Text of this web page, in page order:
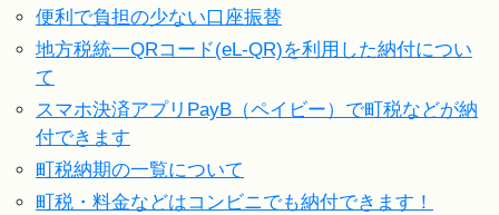
便利で負担の少ない口座振替
地方税統一QRコード(eL-QR)を利用した納付につい
て
スマホ決済アプリPayB（ペイビー）で町税などが納
付できます
町税納期の一覧について
町税・料金などはコンビニでも納付できます！